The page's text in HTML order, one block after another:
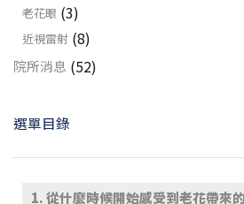
老花眼 (3)
近視雷射 (8)
院所消息 (52)
選單目錄
從什麼時候開始感受到老花帶來